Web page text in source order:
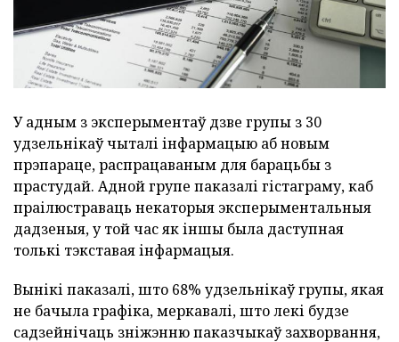
У адным з эксперыментаў дзве групы з 30
удзельнікаў чыталі інфармацыю аб новым
прэпараце, распрацаваным для барацьбы з
прастудай. Адной групе паказалі гістаграму, каб
праілюстраваць некаторыя эксперыментальныя
дадзеныя, у той час як іншы была даступная
толькі тэкставая інфармацыя.
Вынікі паказалі, што 68% удзельнікаў групы, якая
не бачыла графіка, меркавалі, што лекі будзе
садзейнічаць зніжэнню паказчыкаў захворвання,